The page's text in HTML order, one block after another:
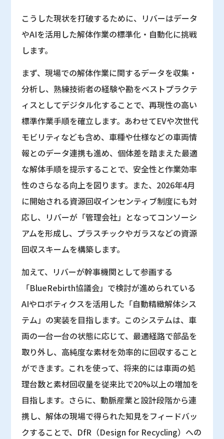
こうした現状を打破するために、リバーはデータ
やAIを活用した解体作業の標準化・自動化に挑戦
します。
まず、現場での解体作業に関するデータを収集・
分析し、熟練技術者の経験や勘をベストプラクテ
ィスとしてデジタル化することで、再現性の高い
標準作業手順を確立します。あわせてEVや次世代
モビリティなども含め、車種や仕様などの車両情
報とのデータ連携も進め、個体差を踏まえた最適
な解体手順を提示することで、安全性と作業効率
性のさらなる向上を図ります。また、2026年4月
に開始される資源回収インセンティブ制度にも対
応し、リバーが「管理会社」となってコンソーシ
アムを形成し、プラスチックやガラスなどの資源
回収スキームを構築します。
加えて、リバーが幹事機関として参画する
「BlueRebirth協議会」で検討が進められている
AIやロボティクスを活用した「自動精緻解体シス
テム」の実装を目指します。このシステムは、車
両の一台一台の状態に応じて、最適経路で部品を
取り外し、高純度な素材を効率的に回収すること
ができます。これを使って、将来的には車両の処
理台数と素材回収量を従来比で20%以上の増加を
目指します。さらに、動脈産業と設計段階から連
携し、解体の現場で得られた知見をフィードバッ
クすることで、DfR（Design for Recycling）への